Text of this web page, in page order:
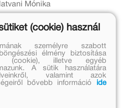
Mónika
Réka
Alapítvány és a Móra Kiadó
Mézes Fanni.
Alapítvány legújabb
(cookie) használ
személyre szabott
élmény biztosítása
(cookie), illetve egyéb
A sütik használatára
valamint azok
bővebb információ
ide